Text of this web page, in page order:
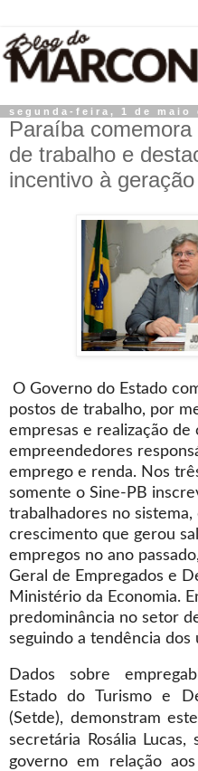
segunda-feira, 1 de maio
Paraíba
de trabalho e
incentivo à
O Governo do Estado
postos de trabalho, por
empresas e realização de
empreendedores
emprego e renda. Nos
somente o Sine-PB
trabalhadores no
crescimento que gerou
empregos no ano
Geral de Empregados e
Ministério da Economia.
predominância no setor
seguindo a tendência dos
Dados sobre
Estado do Turismo e
(Setde), demonstram
secretária Rosália
governo em relação